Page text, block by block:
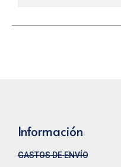
Información
GASTOS DE ENVÍO